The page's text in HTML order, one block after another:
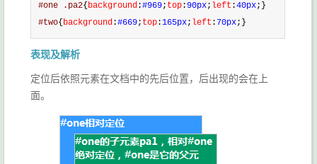
#one .pa2{ background:#969; top:90px; left :40px;}
#two{ background:#669; top:165px; left : 70px;}
表现及解析
定位后依照元素在文档中的先后位置，后出现的会在上
面。